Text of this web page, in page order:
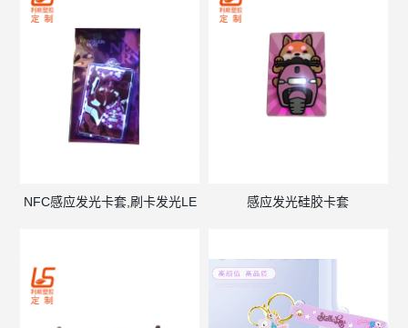
NFC感应发光卡套,刷卡发光LE 感应发光硅胶卡套